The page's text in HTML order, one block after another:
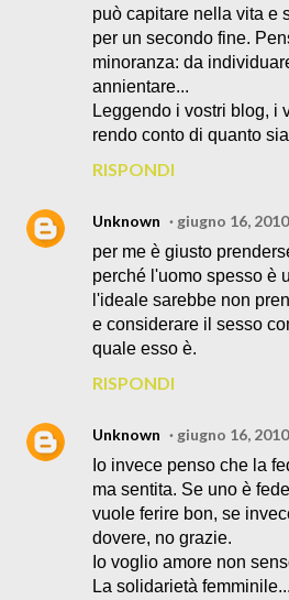
può capitare nella vita e
per un secondo fine.
minoranza: da
annientare...
Leggendo i vostri blog, i
rendo conto di quanto
RISPONDI
Unknown
giugno 16, 2010
per me è giusto
perché l'uomo spesso è
l'ideale sarebbe non
e considerare il sesso
quale esso è.
RISPONDI
Unknown
giugno 16, 2010
Io invece penso che la
ma sentita. Se uno è
vuole ferire bon, se
dovere, no grazie.
Io voglio amore non
La solidarietà